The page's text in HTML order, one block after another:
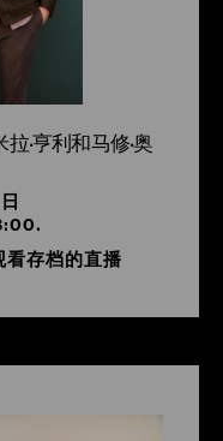
·亨利和马修·奥
看存档的直播